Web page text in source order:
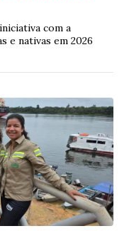
com a
e nativas em 2026